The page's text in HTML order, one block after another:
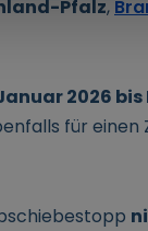
Pfalz,
2026
für einen